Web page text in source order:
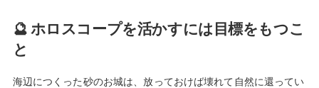
🔮 ホロスコープを活かすには目標をもつこ
と
海辺につくった砂のお城は、放っておけば壊れて自然に還ってい